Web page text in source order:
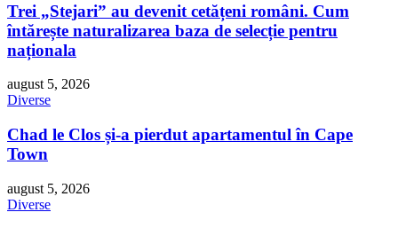
Trei „Stejari” au devenit cetățeni români. Cum
întărește naturalizarea baza de selecție pentru
naționala
august 5, 2026
Diverse
Chad le Clos și-a pierdut apartamentul în Cape
Town
august 5, 2026
Diverse